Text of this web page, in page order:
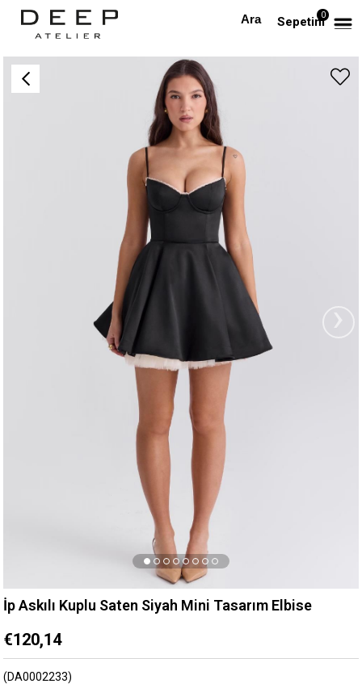
Sepetim0
Anasayfa TÜM ELBİSELER İp Askılı Kuplu Saten Siyah Mini Tasarım Elbise
›
İp Askılı Kuplu Saten Siyah Mini Tasarım Elbise
€120,14
(DA0002233)